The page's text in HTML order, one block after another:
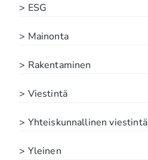
> ESG
> Mainonta
> Rakentaminen
> Viestintä
> Yhteiskunnallinen viestintä
> Yleinen